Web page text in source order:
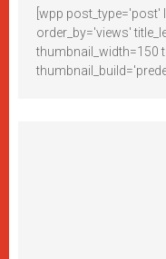
[wpp post_type='post'
order_by='views'
thumbnail_width=150